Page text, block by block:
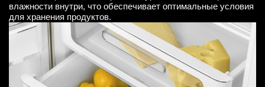
влажности внутри, что обеспечивает оптимальные условия
для хранения продуктов.